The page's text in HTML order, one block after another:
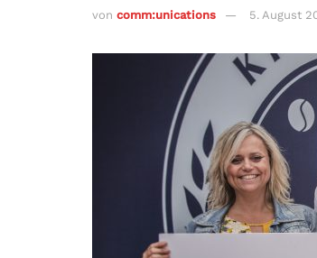
von comm:unications 5. August